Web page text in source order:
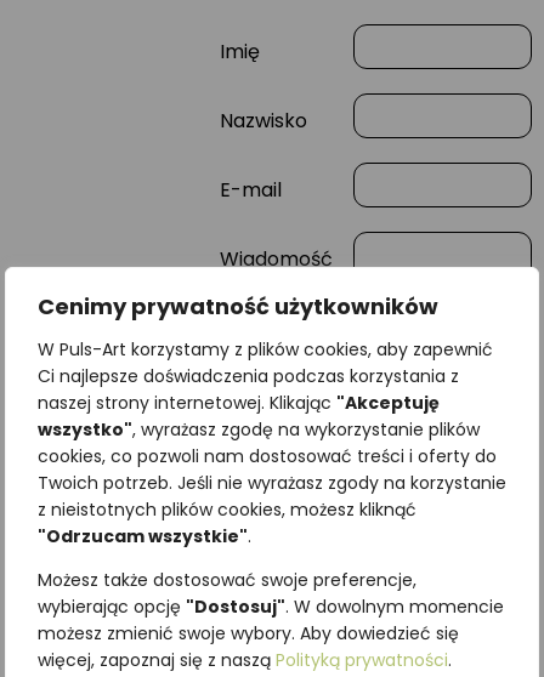
Cenimy prywatność użytkowników
W Puls-Art korzystamy z plików cookies, aby zapewnić
Ci najlepsze doświadczenia podczas korzystania z
naszej strony internetowej. Klikając "Akceptuję
wszystko", wyrażasz zgodę na wykorzystanie plików
cookies, co pozwoli nam dostosować treści i oferty do
Twoich potrzeb. Jeśli nie wyrażasz zgody na korzystanie
z nieistotnych plików cookies, możesz kliknąć
"Odrzucam wszystkie".
Możesz także dostosować swoje preferencje,
wybierając opcję "Dostosuj". W dowolnym momencie
możesz zmienić swoje wybory. Aby dowiedzieć się
więcej, zapoznaj się z naszą Polityką prywatności.
Imię
Nazwisko
E-mail
Wiadomość
Najniższa cena z ostatnich 30
dni: 65,00zł
SKU:Brak danych
Kategorie:ILUSTRACJE ,Krzewy i
krzewinki